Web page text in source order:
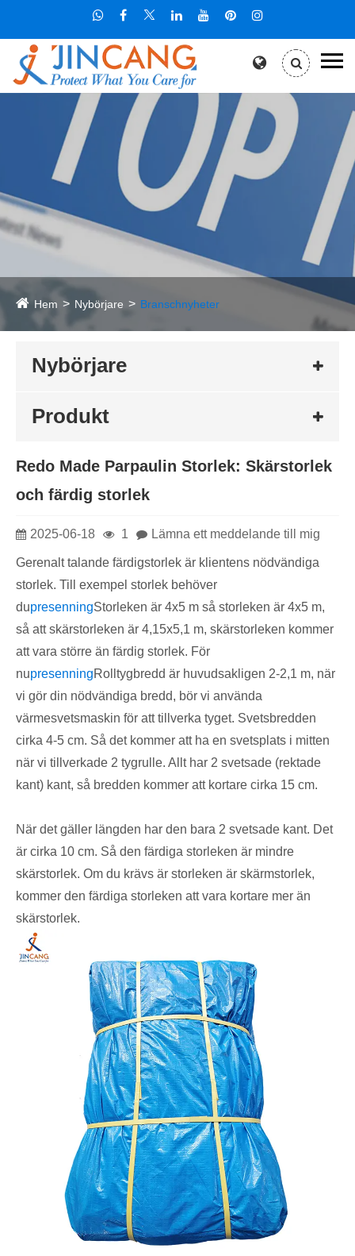
Hem Nybörjare Branschnyheter
Nybörjare
Produkt
Redo Made Parpaulin Storlek: Skärstorlek
och färdig storlek
2025-06-18 1 Lämna ett meddelande till mig
Gerenalt talande färdigstorlek är klientens nödvändiga
storlek. Till exempel storlek behöver
dupresenningStorleken är 4x5 m så storleken är 4x5 m,
så att skärstorleken är 4,15x5,1 m, skärstorleken kommer
att vara större än färdig storlek. För
nupresenningRolltygbredd är huvudsakligen 2-2,1 m, när
vi gör din nödvändiga bredd, bör vi använda
värmesvetsmaskin för att tillverka tyget. Svetsbredden
cirka 4-5 cm. Så det kommer att ha en svetsplats i mitten
när vi tillverkade 2 tygrulle. Allt har 2 svetsade (rektade
kant) kant, så bredden kommer att kortare cirka 15 cm.
När det gäller längden har den bara 2 svetsade kant. Det
är cirka 10 cm. Så den färdiga storleken är mindre
skärstorlek. Om du krävs är storleken är skärmstorlek,
kommer den färdiga storleken att vara kortare mer än
skärstorlek.